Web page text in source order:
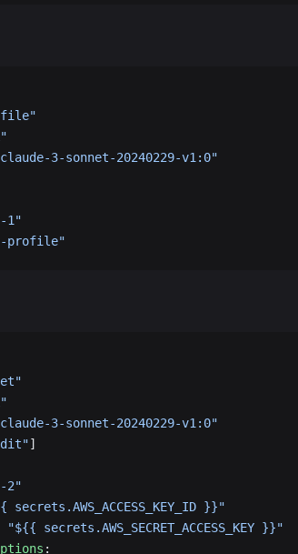
3-sonnet-20240229-v1:0"
1"
profile"
3-sonnet-20240229-v1:0"
]
2"
secrets.AWS_ACCESS_KEY_ID }}"
"${{ secrets.AWS_SECRET_ACCESS_KEY }}"
: